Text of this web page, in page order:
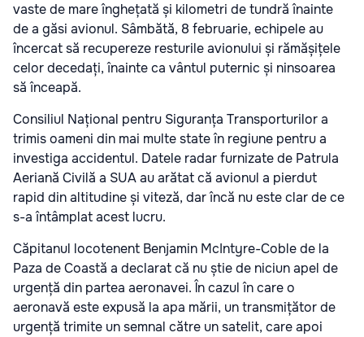
vaste de mare înghețată și kilometri de tundră înainte
de a găsi avionul. Sâmbătă, 8 februarie, echipele au
încercat să recupereze resturile avionului și rămășițele
celor decedați, înainte ca vântul puternic și ninsoarea
să înceapă.
Consiliul Național pentru Siguranța Transporturilor a
trimis oameni din mai multe state în regiune pentru a
investiga accidentul. Datele radar furnizate de Patrula
Aeriană Civilă a SUA au arătat că avionul a pierdut
rapid din altitudine și viteză, dar încă nu este clar de ce
s-a întâmplat acest lucru.
Căpitanul locotenent Benjamin McIntyre-Coble de la
Paza de Coastă a declarat că nu știe de niciun apel de
urgență din partea aeronavei. În cazul în care o
aeronavă este expusă la apa mării, un transmițător de
urgență trimite un semnal către un satelit, care apoi